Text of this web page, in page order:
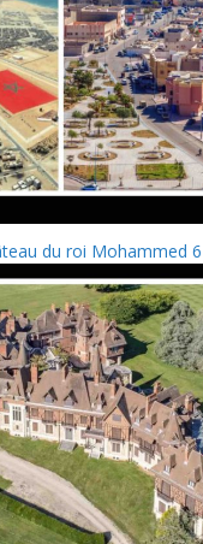
du roi Mohammed